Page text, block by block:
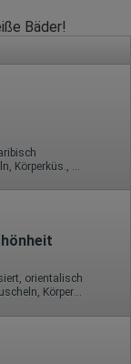
Bäder!
69, GF6, NSa, BV, Schmu., Kuscheln, Körperküs., DSa
orientalisch
ZK, 69, Franz b. Ihr, BV, Schmu., Kuscheln, Körperküs., DSa